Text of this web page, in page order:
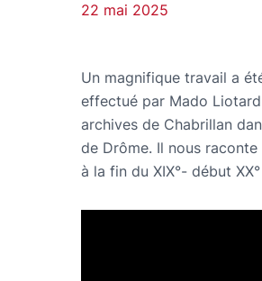
22 mai 2025
Un magnifique travail a
effectué par Mado
archives de Chabrillan
de Drôme. Il nous
à la fin du XIX°- début XX°